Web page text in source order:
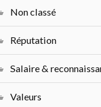
Non classé
Réputation
Salaire &
Valeurs